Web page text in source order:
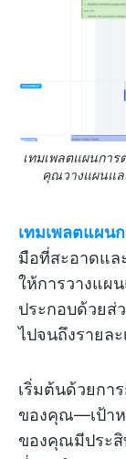
เทมเพลตแผนกา
คุณวางแผนแ
เทมเพลตแผน
มือที่สะอาดแล
ให้การวางแผ
ประกอบด้วยส่
ไปจนถึงรายล
เริ่มต้นด้วยกา
ของคุณ—เป้าห
ของคุณมีประสิ